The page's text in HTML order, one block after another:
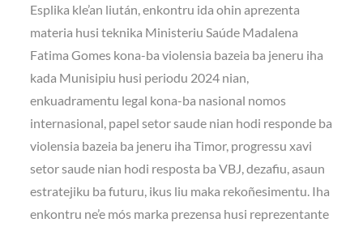
Esplika kle’an liután, enkontru ida ohin aprezenta
materia husi teknika Ministeriu Saúde Madalena
Fatima Gomes kona-ba violensia bazeia ba jeneru iha
kada Munisipiu husi periodu 2024 nian,
enkuadramentu legal kona-ba nasional nomos
internasional, papel setor saude nian hodi responde ba
violensia bazeia ba jeneru iha Timor, progressu xavi
setor saude nian hodi resposta ba VBJ, dezafiu, asaun
estratejiku ba futuru, ikus liu maka rekoñesimentu. Iha
enkontru ne’e mós marka prezensa husi reprezentante